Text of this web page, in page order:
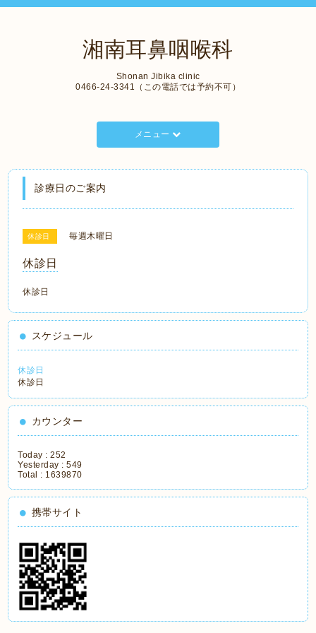
湘南耳鼻咽喉科
Shonan Jibika clinic
0466-24-3341（この電話では予約不可）
メニュー
診療日のご案内
休診日 毎週木曜日
休診日
休診日
スケジュール
休診日
休診日
カウンター
Today :252
Yesterday :549
Total : 1639870
携帯サイト